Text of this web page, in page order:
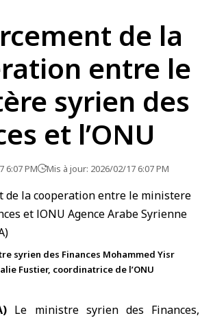
de la
entre le
syrien des
et l’ONU
6:07 PM Mis à jour: 2026/02/17 6:07 PM
syrien des Finances Mohammed Yisr
Fustier, coordinatrice de l’ONU
Le ministre syrien des Finances,